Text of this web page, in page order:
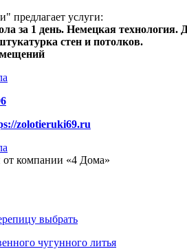
предлагает услуги:
за 1 день. Немецкая технология.
стен и потолков.
zolotieruki69.ru
от компании «4 Дома»
выбрать
чугунного литья